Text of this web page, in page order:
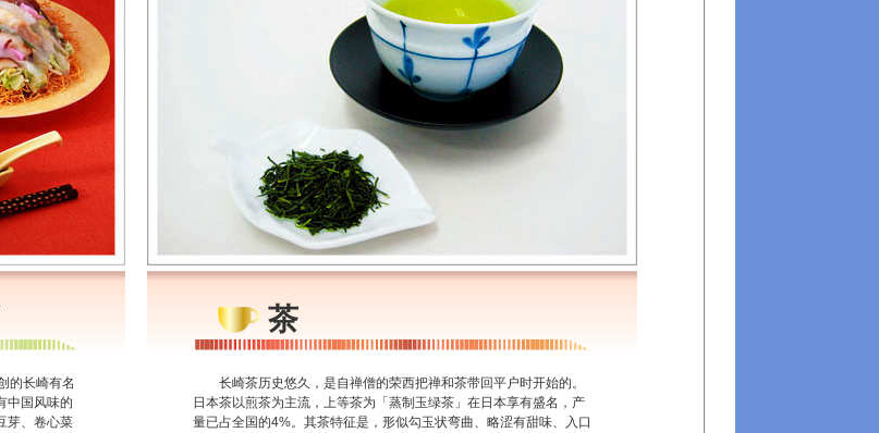
的长崎有名
中国风味的
芽、卷心菜
茶
长崎茶历史悠久，是自禅僧的荣西把禅和茶带回平户时开始的。
日本茶以煎茶为主流，上等茶为「蒸制玉绿茶」在日本享有盛名，产
量已占全国的4%。其茶特征是，形似勾玉状弯曲、略涩有甜味、入口